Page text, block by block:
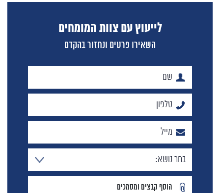
לייעוץ עם צוות המומחים
השאירו פרטים ונחזור בהקדם
הוסף קבצים ומסמכים